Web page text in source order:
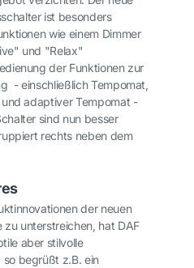
ist besonders
wie einem Dimmer
und "Relax"
der Funktionen zur
- einschließlich Tempomat,
adaptiver Tempomat -
sind nun besser
rechts neben dem
der neuen
zu unterstreichen, hat DAF
aber stilvolle
so begrüßt z.B. ein